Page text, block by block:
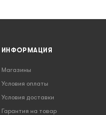
ИНФОРМАЦИЯ
Магазины
Условия оплаты
Условия доставки
Гарантия на товар